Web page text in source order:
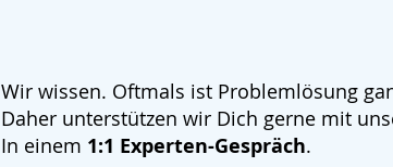
Wir wissen. Oftmals ist Problemlösung
Daher unterstützen wir Dich gerne mit
In einem 1:1 Experten-Gespräch.​​